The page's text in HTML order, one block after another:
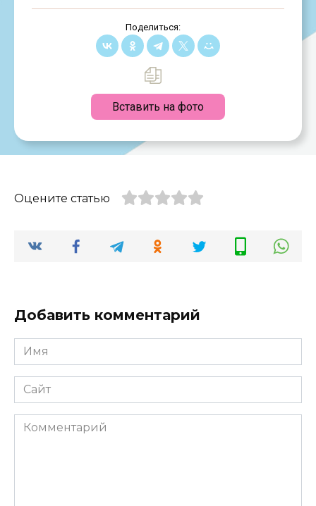
Поделиться:
Вставить на фото
Оцените статью
Добавить комментарий
Имя
*
Сайт
Комментарий